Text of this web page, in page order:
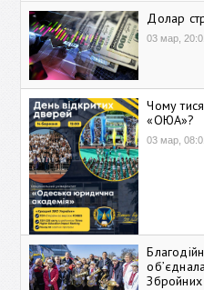
Долар
03 мар,
Чому
«ОЮА»?
03 мар,